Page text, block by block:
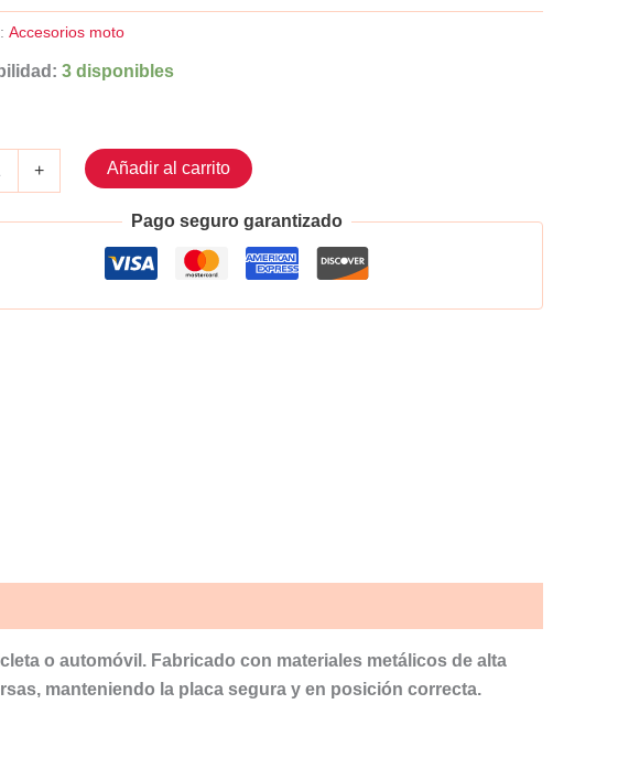
Accesorios moto
3 disponibles
+ Añadir al carrito
Pago seguro garantizado
o automóvil. Fabricado con materiales metálicos de alta
manteniendo la placa segura y en posición correcta.